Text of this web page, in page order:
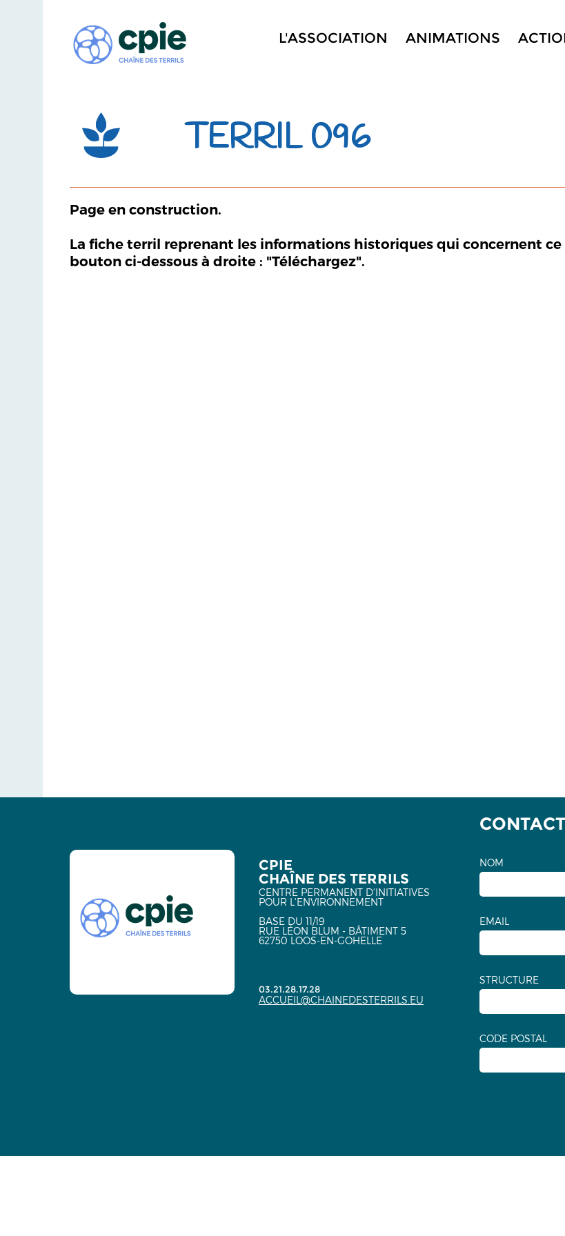
L'ASSOCIATION ANIMATIONS
TERRIL 096
Page en construction.
La fiche terril reprenant les informations historiques qui concernent
bouton ci-dessous à droite : "Téléchargez".
CPIE
CHAÎNE DES TERRILS
CENTRE PERMANENT D'INITIATIVES
POUR L'ENVIRONNEMENT
BASE DU 11/19
RUE LÉON BLUM - BÂTIMENT 5
62750 LOOS-EN-GOHELLE
03.21.28.17.28
ACCUEIL@CHAINEDESTERRILS.EU
CONTACT
NOM
EMAIL
STRUCTURE
CODE POSTAL